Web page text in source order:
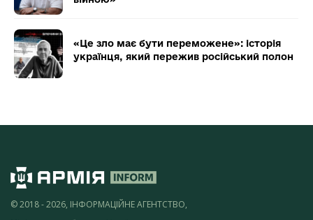
«Це зло має бути переможене»: історія
українця, який пережив російський полон
© 2018 - 2026, ІНФОРМАЦІЙНЕ АГЕНТСТВО,